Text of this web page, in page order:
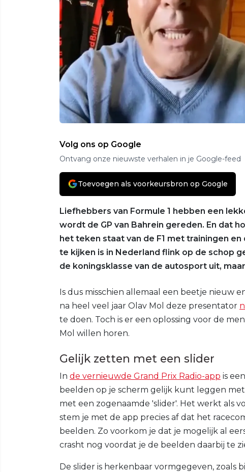
Volg ons op Google
Ontvang onze nieuwste verhalen in je Google-feed
Toevoegen als voorkeursbron op Google
Liefhebbers van Formule 1 hebben een
wordt de GP van Bahrein gereden. En dat
het teken staat van de F1 met trainingen
te kijken is in Nederland flink op de schop
de koningsklasse van de autosport uit, maar
Is dus misschien allemaal een beetje nieuw
na heel veel jaar Olav Mol deze presentator
te doen. Toch is er een oplossing voor de
Mol willen horen.
Gelijk zetten met een slider
In de vernieuwde Grand Prix Radio-app is
beelden op je scherm gelijk kunt leggen
met een zogenaamde 'slider'. Het werkt als
stem je met de app precies af dat het
beelden. Zo voorkom je dat je mogelijk al
crasht nog voordat je de beelden daarbij te
De slider is herkenbaar vormgegeven, zoals